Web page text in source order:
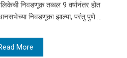
निवडणूक तब्बल 9 वर्षानंतर होत
निवडणूका झाल्या, परंतु पुणे ...
More